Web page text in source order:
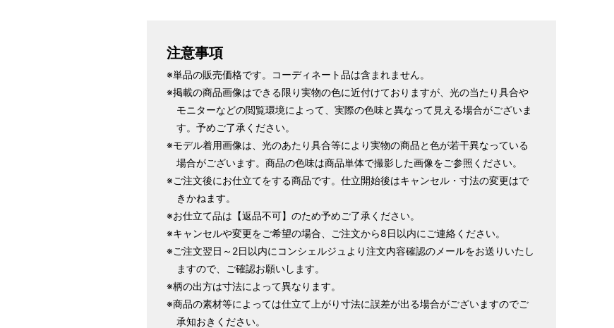
LL ～170cm ～98cm
169cm
4尺4寸5分 1尺9寸
1 寸法は鯨尺（くじらじゃく）寸法です。もともと鯨のひげで作られた道具で測っていたの
で鯨尺と言います。
単位：１尺＝約38cm １寸＝約3.8cm １分＝約0.38cm
2 鯨尺寸法となりますので上表の cm はおおよその長さとなります。
3 反物の巾により表記の裄のサイズが出ない場合がございます。その際は、目一杯での寸法
とさせていただきます。
注意事項
※単品の販売価格です。コーディネート品は含まれません。
※掲載の商品画像はできる限り実物の色に近付けておりますが、光の当たり具合や
モニターなどの閲覧環境によって、実際の色味と異なって見える場合がございま
す。予めご了承ください。
※モデル着用画像は、光のあたり具合等により実物の商品と色が若干異なっている
場合がございます。商品の色味は商品単体で撮影した画像をご参照ください。
※ご注文後にお仕立てをする商品です。仕立開始後はキャンセル・寸法の変更はで
きかねます。
※お仕立て品は【返品不可】のため予めご了承ください。
※キャンセルや変更をご希望の場合、ご注文から8日以内にご連絡ください。
※ご注文翌日～2日以内にコンシェルジュより注文内容確認のメールをお送りいたし
ますので、ご確認お願いします。
※柄の出方は寸法によって異なります。
※商品の素材等によっては仕立て上がり寸法に誤差が出る場合がございますのでご
承知おきください。